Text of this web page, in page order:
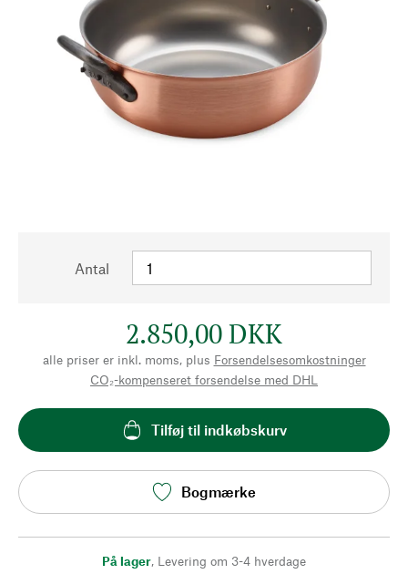
Antal
2.850,00 DKK
alle priser er inkl. moms, plus Forsendelsesomkostninger
CO₂-kompenseret forsendelse med DHL
Tilføj til indkøbskurv
Bogmærke
På lager, Levering om 3-4 hverdage